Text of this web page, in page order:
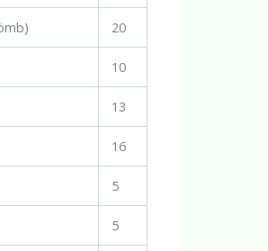
20
10
13
16
5
5